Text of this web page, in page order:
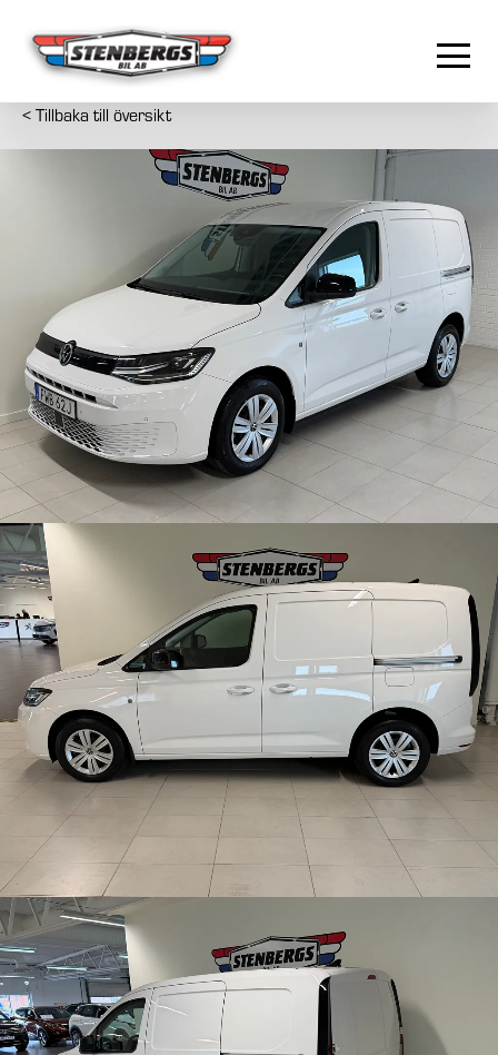
< Tillbaka till översikt